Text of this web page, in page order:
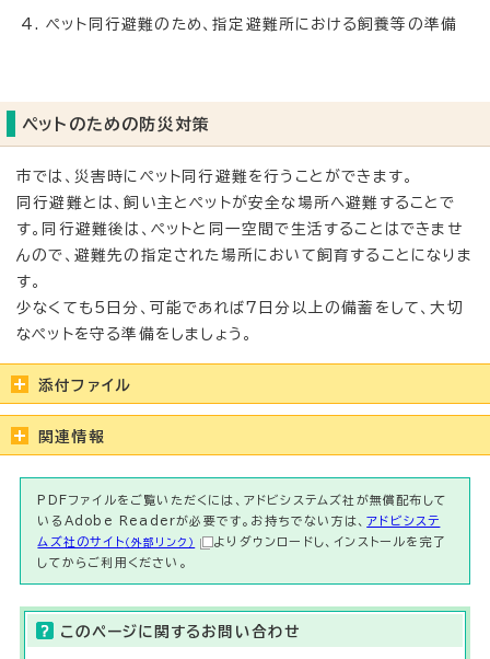
ペット同行避難のため、指定避難所における飼養等の準備
ペットのための防災対策
市では、災害時にペット同行避難を行うことができます。
同行避難とは、飼い主とペットが安全な場所へ避難することで
す。同行避難後は、ペットと同一空間で生活することはできませ
んので、避難先の指定された場所において飼育することになりま
す。
少なくても5日分、可能であれば7日分以上の備蓄をして、大切
なペットを守る準備をしましょう。
添付ファイル
関連情報
PDFファイルをご覧いただくには、アドビシステムズ社が無償配布して
いるAdobe Readerが必要です。お持ちでない方は、アドビシステ
ムズ社のサイト （外部リンク）
よりダウンロードし、インストールを完了
してからご利用ください。
このページに関する お問い合わせ